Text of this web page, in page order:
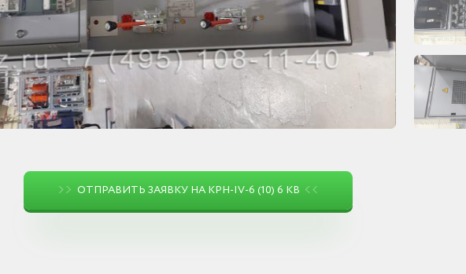
ОТПРАВИТЬ ЗАЯВКУ НА КРН-IV-6 (10) 6 КВ